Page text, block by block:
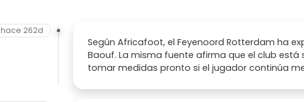
hace 262d
Según Africafoot, el Feyenoord Rotterdam ha
Baouf. La misma fuente afirma que el club
tomar medidas pronto si el jugador continúa